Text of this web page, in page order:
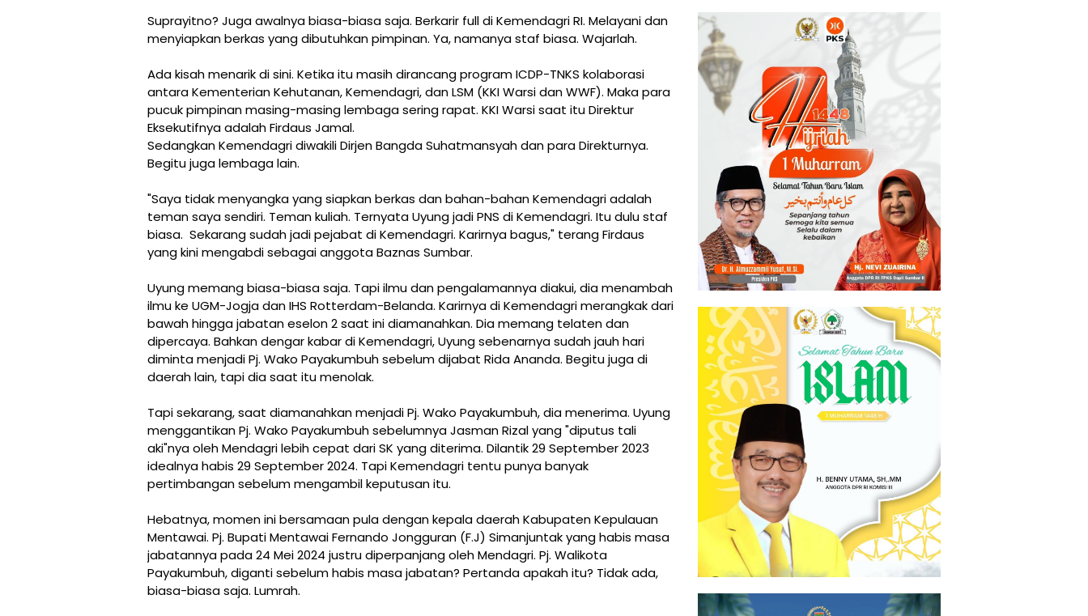
Suprayitno? Juga awalnya biasa-biasa saja. Berkarir full di Kemendagri RI. Melayani dan
menyiapkan berkas yang dibutuhkan pimpinan. Ya, namanya staf biasa. Wajarlah.
Ada kisah menarik di sini. Ketika itu masih dirancang program ICDP-TNKS kolaborasi
antara Kementerian Kehutanan, Kemendagri, dan LSM (KKI Warsi dan WWF). Maka para
pucuk pimpinan masing-masing lembaga sering rapat. KKI Warsi saat itu Direktur
Eksekutifnya adalah Firdaus Jamal.
Sedangkan Kemendagri diwakili Dirjen Bangda Suhatmansyah dan para Direkturnya.
Begitu juga lembaga lain.
"Saya tidak menyangka yang siapkan berkas dan bahan-bahan Kemendagri adalah
teman saya sendiri. Teman kuliah. Ternyata Uyung jadi PNS di Kemendagri. Itu dulu staf
biasa. Sekarang sudah jadi pejabat di Kemendagri. Karirnya bagus," terang Firdaus
yang kini mengabdi sebagai anggota Baznas Sumbar.
Uyung memang biasa-biasa saja. Tapi ilmu dan pengalamannya diakui, dia menambah
ilmu ke UGM-Jogja dan IHS Rotterdam-Belanda. Karirnya di Kemendagri merangkak dari
bawah hingga jabatan eselon 2 saat ini diamanahkan. Dia memang telaten dan
dipercaya. Bahkan dengar kabar di Kemendagri, Uyung sebenarnya sudah jauh hari
diminta menjadi Pj. Wako Payakumbuh sebelum dijabat Rida Ananda. Begitu juga di
daerah lain, tapi dia saat itu menolak.
Tapi sekarang, saat diamanahkan menjadi Pj. Wako Payakumbuh, dia menerima. Uyung
menggantikan Pj. Wako Payakumbuh sebelumnya Jasman Rizal yang "diputus tali
aki"nya oleh Mendagri lebih cepat dari SK yang diterima. Dilantik 29 September 2023
idealnya habis 29 September 2024. Tapi Kemendagri tentu punya banyak
pertimbangan sebelum mengambil keputusan itu.
Hebatnya, momen ini bersamaan pula dengan kepala daerah Kabupaten Kepulauan
Mentawai. Pj. Bupati Mentawai Fernando Jongguran (F.J) Simanjuntak yang habis masa
jabatannya pada 24 Mei 2024 justru diperpanjang oleh Mendagri. Pj. Walikota
Payakumbuh, diganti sebelum habis masa jabatan? Pertanda apakah itu? Tidak ada,
biasa-biasa saja. Lumrah.